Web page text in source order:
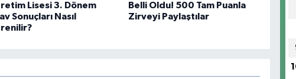
Lisesi 3. Dönem
Sonuçları Nasıl
Belli Oldu! 500 Tam Puanla
Zirveyi Paylaştılar